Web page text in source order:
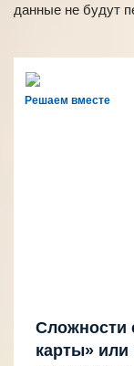
данные не будут
Решаем вместе
Сложности
карты» или